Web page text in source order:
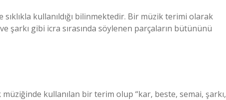
kullanıldığı bilinmektedir. Bir müzik terimi olarak
şarkı gibi icra sırasında söylenen parçaların bütününü
kullanılan bir terim olup “kar, beste, semai, şarkı,